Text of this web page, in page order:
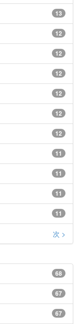
13
12
12
12
12
12
12
11
11
11
11
次 >
68
67
67